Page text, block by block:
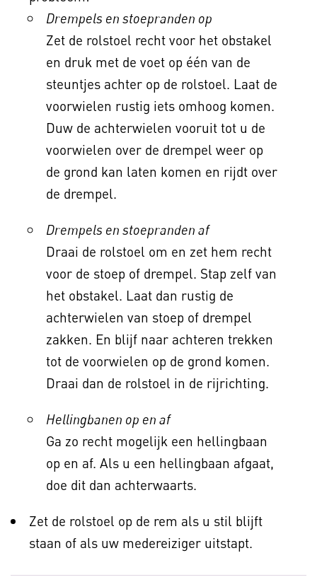
Drempels en stoepranden op
Zet de rolstoel recht voor het obstakel
en druk met de voet op één van de
steuntjes achter op de rolstoel. Laat de
voorwielen rustig iets omhoog komen.
Duw de achterwielen vooruit tot u de
voorwielen over de drempel weer op
de grond kan laten komen en rijdt over
de drempel.
Drempels en stoepranden af
Draai de rolstoel om en zet hem recht
voor de stoep of drempel. Stap zelf van
het obstakel. Laat dan rustig de
achterwielen van stoep of drempel
zakken. En blijf naar achteren trekken
tot de voorwielen op de grond komen.
Draai dan de rolstoel in de rijrichting.
Hellingbanen op en af
Ga zo recht mogelijk een hellingbaan
op en af. Als u een hellingbaan afgaat,
doe dit dan achterwaarts.
Zet de rolstoel op de rem als u stil blijft
staan of als uw medereiziger uitstapt.